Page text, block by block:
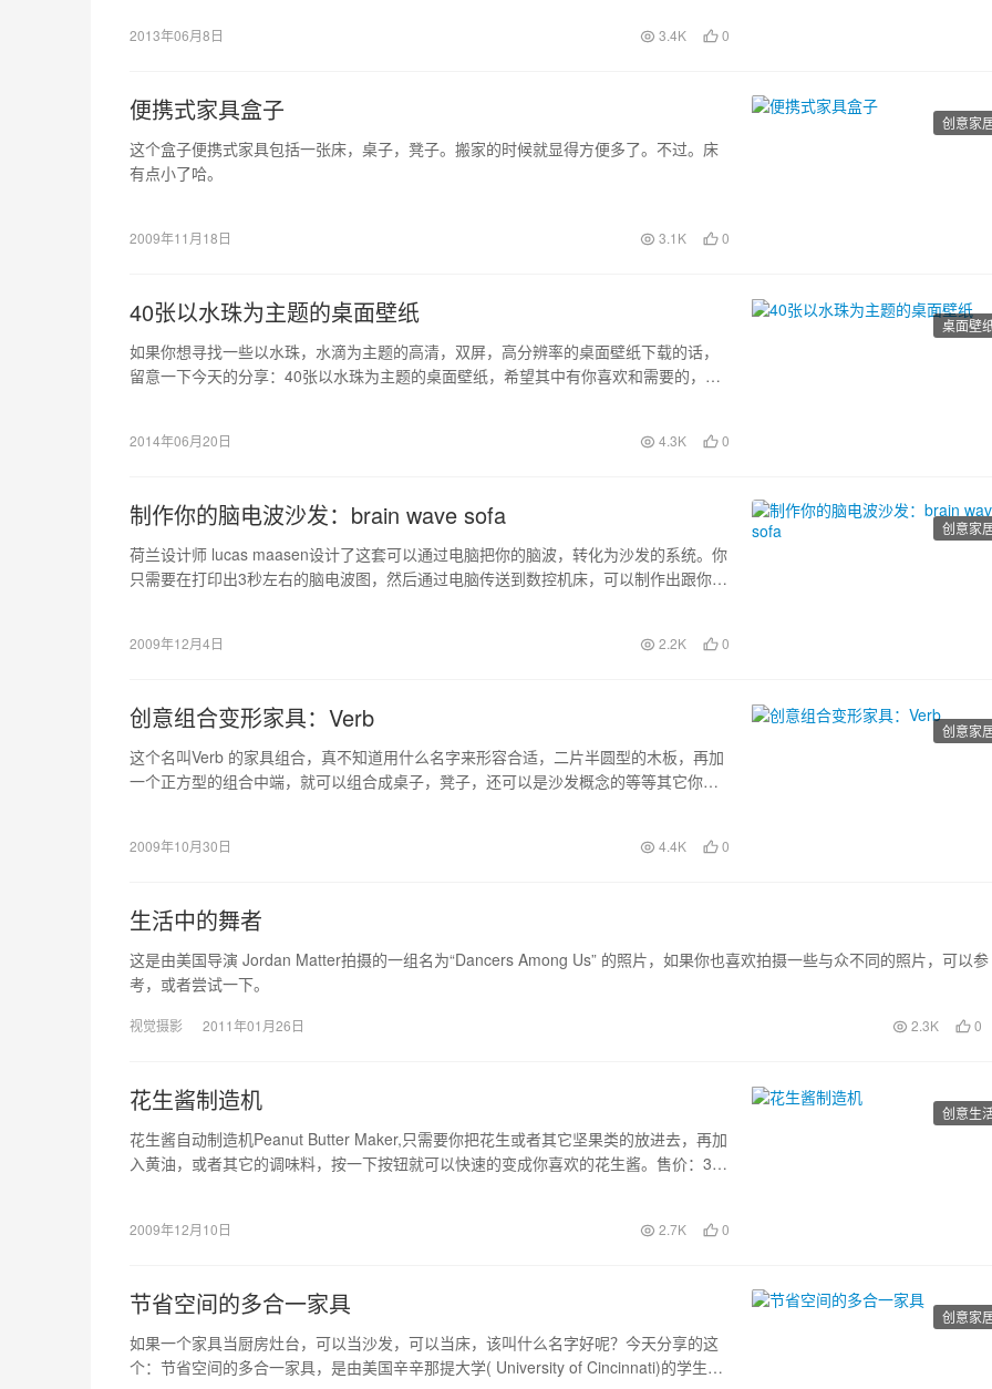
2013年06月8日 3.4K 0
创意家
便携式家具盒子
这个盒子便携式家具包括一张床，桌子，凳子。搬家的时候就显得方便多了。不过。床
有点小了哈。
2009年11月18日 3.1K 0
桌面壁
40张以水珠为主题的桌面壁纸
如果你想寻找一些以水珠，水滴为主题的高清，双屏，高分辨率的桌面壁纸下载的话，
留意一下今天的分享：40张以水珠为主题的桌面壁纸，希望其中有你喜欢和需要的，或
2014年06月20日 4.3K 0
创意家
制作你的脑电波沙发：brain wave sofa
荷兰设计师 lucas maasen设计了这套可以通过电脑把你的脑波，转化为沙发的系统。你
只需要在打印出3秒左右的脑电波图，然后通过电脑传送到数控机床，可以制作出跟你的
2009年12月4日 2.2K 0
创意家
创意组合变形家具：Verb
这个名叫Verb 的家具组合，真不知道用什么名字来形容合适，二片半圆型的木板，再加
一个正方型的组合中端，就可以组合成桌子，凳子，还可以是沙发概念的等等其它你想
2009年10月30日 4.4K 0
生活中的舞者
这是由美国导演 Jordan Matter拍摄的一组名为“Dancers Among Us” 的照片，如果你也喜欢拍摄一些与众不同的照片，可以参
考，或者尝试一下。
视觉摄影 2011年01月26日 2.3K 0
创意生
花生酱制造机
花生酱自动制造机Peanut Butter Maker,只需要你把花生或者其它坚果类的放进去，再加
入黄油，或者其它的调味料，按一下按钮就可以快速的变成你喜欢的花生酱。售价：30
2009年12月10日 2.7K 0
创意家
节省空间的多合一家具
如果一个家具当厨房灶台，可以当沙发，可以当床，该叫什么名字好呢？今天分享的这
个：节省空间的多合一家具，是由美国辛辛那提大学( University of Cincinnati)的学生设